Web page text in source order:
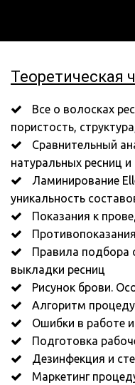
Теоретическая
Все о волосках
пористость,
Сравнительный
натуральных ресниц и
Ламинирование
уникальность
Показания к
Противопоказания
Правила подбора
выкладки ресниц
Рисунок брови.
Алгоритм
Ошибки в работе
Подготовка
Дезинфекция и
Маркетинг